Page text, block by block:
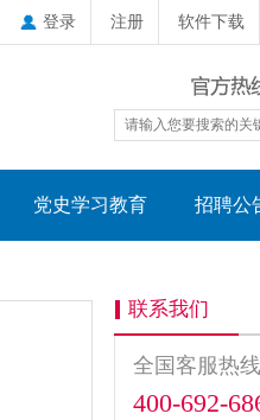
登录 注册 软件下载
党史学习教育 招聘公
联系我们
全国客服热线
400-692-